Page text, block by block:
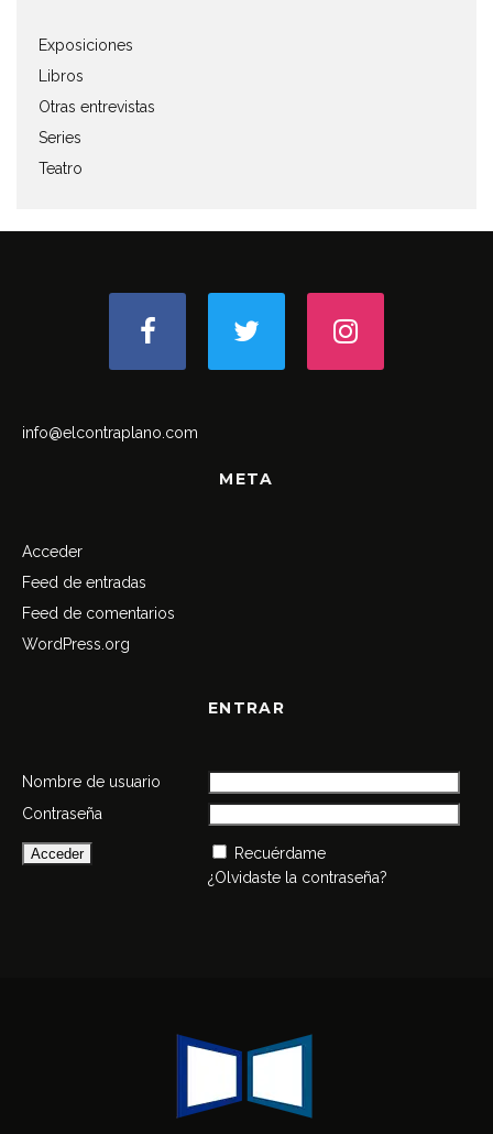
Exposiciones
Libros
Otras entrevistas
Series
Teatro
info@elcontraplano.com
META
Acceder
Feed de entradas
Feed de comentarios
WordPress.org
ENTRAR
Nombre de usuario
Contraseña
Recuérdame
¿Olvidaste la contraseña?